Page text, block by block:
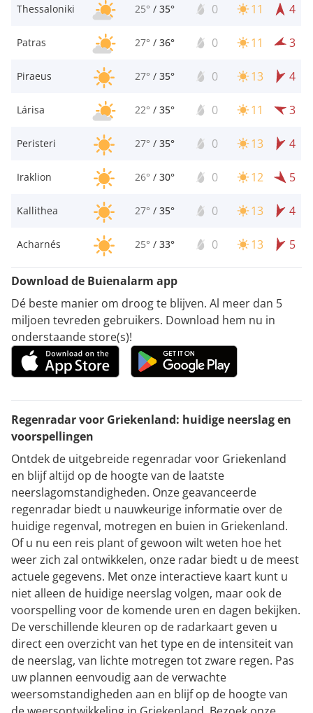
Thessaloniki 25° / 35° 0 11 4
Patras 27° / 36° 0 11 3
Piraeus 27° / 35° 0 13 4
Lárisa 22° / 35° 0 11 3
Peristeri 27° / 35° 0 13 4
Iraklion 26° / 30° 0 12 5
Kallithea 27° / 35° 0 13 4
Acharnés 25° / 33° 0 13 5
Download de Buienalarm app
Dé beste manier om droog te blijven. Al meer dan 5
miljoen tevreden gebruikers. Download hem nu in
onderstaande store(s)!
Regenradar voor Griekenland: huidige neerslag en
voorspellingen
Ontdek de uitgebreide regenradar voor Griekenland
en blijf altijd op de hoogte van de laatste
neerslagomstandigheden. Onze geavanceerde
regenradar biedt u nauwkeurige informatie over de
huidige regenval, motregen en buien in Griekenland.
Of u nu een reis plant of gewoon wilt weten hoe het
weer zich zal ontwikkelen, onze radar biedt u de meest
actuele gegevens. Met onze interactieve kaart kunt u
niet alleen de huidige neerslag volgen, maar ook de
voorspelling voor de komende uren en dagen bekijken.
De verschillende kleuren op de radarkaart geven u
direct een overzicht van het type en de intensiteit van
de neerslag, van lichte motregen tot zware regen. Pas
uw plannen eenvoudig aan de verwachte
weersomstandigheden aan en blijf op de hoogte van